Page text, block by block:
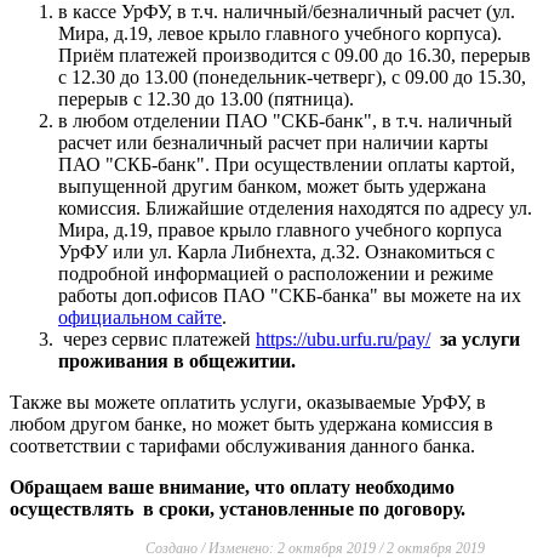
в кассе УрФУ, в т.ч. наличный/безналичный расчет (ул.
Мира, д.19, левое крыло главного учебного корпуса).
Приём платежей производится с 09.00 до 16.30, перерыв
с 12.30 до 13.00 (понедельник-четверг), с 09.00 до 15.30,
перерыв с 12.30 до 13.00 (пятница).
в любом отделении ПАО "СКБ-банк", в т.ч. наличный
расчет или безналичный расчет при наличии карты
ПАО "СКБ-банк". При осуществлении оплаты картой,
выпущенной другим банком, может быть удержана
комиссия. Ближайшие отделения находятся по адресу ул.
Мира, д.19, правое крыло главного учебного корпуса
УрФУ или ул. Карла Либнехта, д.32. Ознакомиться с
подробной информацией о расположении и режиме
работы доп.офисов ПАО "СКБ-банка" вы можете на их
официальном сайте.
через сервис платежей https://ubu.urfu.ru/pay/за услуги
проживания в общежитии.
Также вы можете оплатить услуги, оказываемые УрФУ, в
любом другом банке, но может быть удержана комиссия в
соответствии с тарифами обслуживания данного банка.
Обращаем ваше внимание, что оплату необходимо
осуществлять в сроки, установленные по договору.
Создано / Изменено: 2 октября 2019 / 2 октября 2019